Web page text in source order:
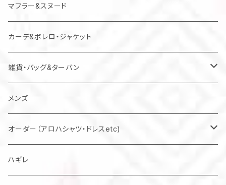
マフラー&スヌード
カーデ&ボレロ・ジャケット
雑貨・バッグ&ターバン
バッグ
マスク
メンズ
オーダー（アロハシャツ・ドレスetc)
メンズアロハシャツ他
ハギレ